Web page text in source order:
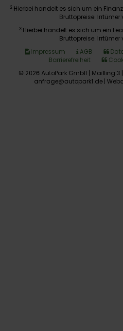
2 Hierbei handelt es sich um ein
Bruttopreise. Irrtümer
3 Hierbei handelt es sich um ein
Bruttopreise. Irrtümer
Impressum
AGB
Barrierefreiheit
© 2026 AutoPark GmbH | Mailling 3
anfrage@autopark1.de |